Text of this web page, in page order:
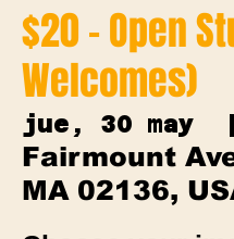
$20 - Open
Welcomes)
jue, 30 may
Fairmount
MA 02136,